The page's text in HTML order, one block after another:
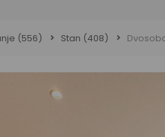
(556) Stan (408)